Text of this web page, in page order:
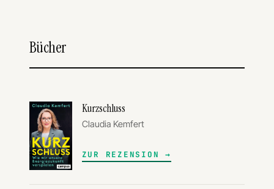
Bücher
Kurzschluss
Claudia Kemfert
ZUR REZENSION